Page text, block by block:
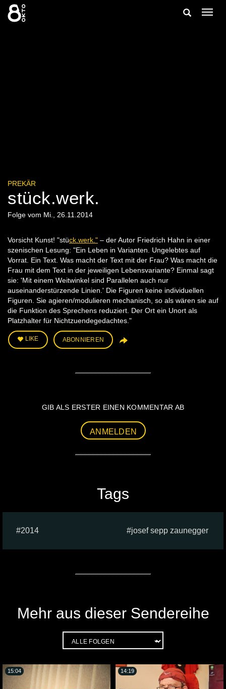
Zum
Inhalt
springen
Suche
PREKÄR
stück.werk.
Folge vom Mi., 26.11.2014
Vorsicht Kunst! "stück.werk." – der Autor Friedrich Hahn in einer
szenischen Lesung: "Ein Leben in Varianten. Ungelebtes auf
Vorrat. Ein Text. Was macht der Text mit der Frau? Was macht die
Frau mit dem Text in der jeweiligen Lebensvariante? Einmal sagt
sie: 'Mit einem Weitwinkel sind Parallelen auch nur
auseinanderstürzende Linien.' Die Figuren keine individuellen
Figuren. Sie agieren/modulieren mechanisch, so als wären sie auf
die Funktion des Sprechens reduziert. Der Ort ein Unort als
Platzhalter für Nichtzuendegedachtes."
LIKE ABONNIEREN
GIB ALS ERSTER EINEN KOMMENTAR AB
ANMELDEN
Tags
2014 josef sepp zaunegger
Mehr aus dieser Sendereihe
15:04 14:19